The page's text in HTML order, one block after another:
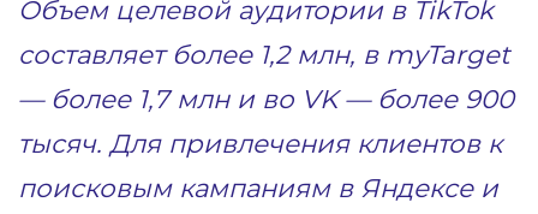
Объем целевой аудитории в TikTok
составляет более 1,2 млн, в myTarget
— более 1,7 млн и во VK — более 900
тысяч. Для привлечения клиентов к
поисковым кампаниям в Яндексе и